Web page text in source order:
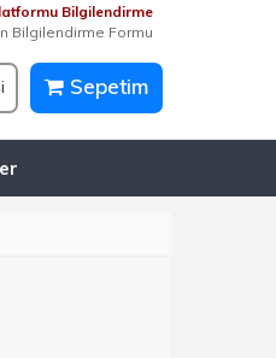
Bilgilendirme
Bilgilendirme Formu
Sepetim